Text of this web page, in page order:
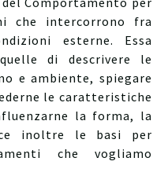
che intercorrono fra
esterne. Essa
di descrivere le
e ambiente, spiegare
le caratteristiche
la forma, la
inoltre le basi per
che vogliamo